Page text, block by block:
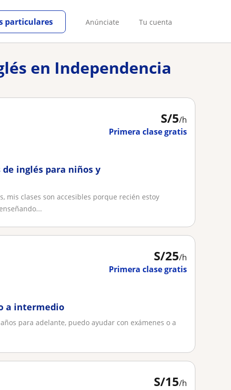
Anúnciate Tu cuenta
particulares
en Independencia
S/5/h
Primera clase gratis
inglés para niños y
mis clases son accesibles porque recién estoy
S/25/h
Primera clase gratis
a intermedio
para adelante, puedo ayudar con exámenes o a
S/15/h